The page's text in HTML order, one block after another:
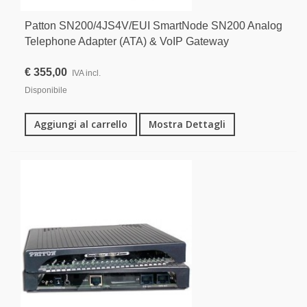
Patton SN200/4JS4V/EUI SmartNode SN200 Analog
Telephone Adapter (ATA) & VoIP Gateway
€ 355,00 IVA incl.
Disponibile
Aggiungi al carrello Mostra Dettagli